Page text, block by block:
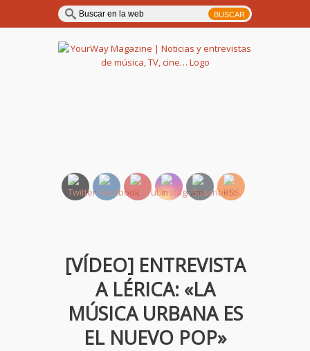
[VÍDEO] ENTREVISTA
A LÉRICA: «LA
MÚSICA URBANA ES
EL NUEVO POP»